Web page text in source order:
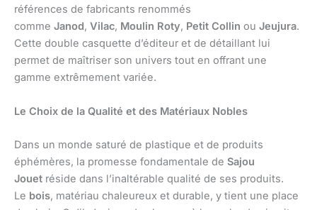
références de fabricants renommés
comme Janod, Vilac, Moulin Roty, Petit Collin ou Jeujura.
Cette double casquette d’éditeur et de détaillant lui
permet de maîtriser son univers tout en offrant une
gamme extrêmement variée.
Le Choix de la Qualité et des Matériaux Nobles
Dans un monde saturé de plastique et de produits
éphémères, la promesse fondamentale de Sajou
Jouet réside dans l’inaltérable qualité de ses produits.
Le bois, matériau chaleureux et durable, y tient une place